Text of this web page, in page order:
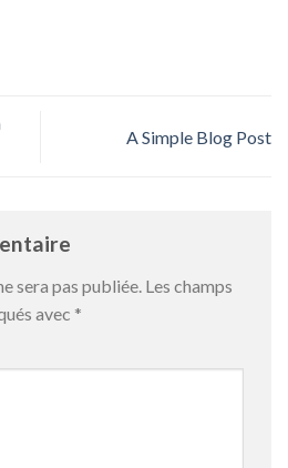
A Simple Blog Post
sera pas publiée. Les champs
avec *